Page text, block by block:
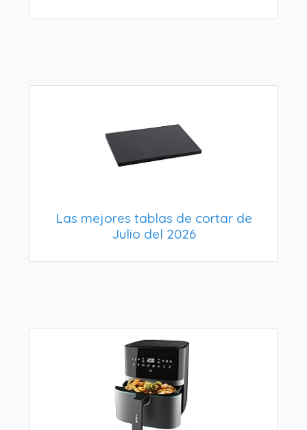
Las mejores tablas de cortar de
Julio del 2026